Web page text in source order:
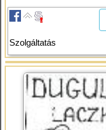
Szolgáltatás